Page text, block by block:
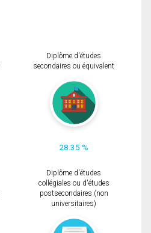
Diplôme d'études
secondaires ou équivalent
28.35 %
Diplôme d'études
collégiales ou d'études
postsecondaires (non
universitaires)